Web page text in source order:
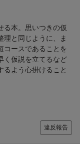
る本。思いつきの仮
理と同じように、ま
コースであることを
く仮説を立てるなど
るよう心掛けること
違反報告